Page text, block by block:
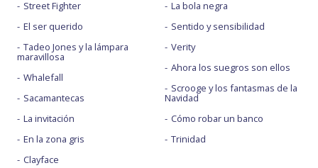
Street Fighter
El ser querido
Tadeo Jones y la lámpara
maravillosa
Whalefall
Sacamantecas
La invitación
En la zona gris
Clayface
La bola negra
Sentido y sensibilidad
Verity
Ahora los suegros son ellos
Scrooge y los fantasmas de la
Navidad
Cómo robar un banco
Trinidad